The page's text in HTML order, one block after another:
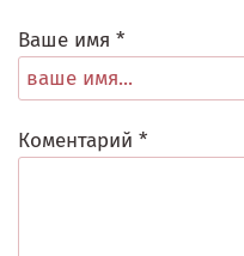
Ваше имя *
Коментарий *